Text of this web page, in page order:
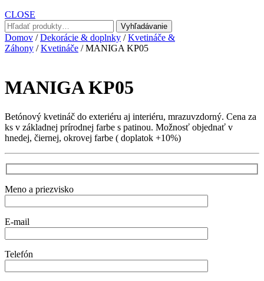
CLOSE
Hľadať:
Vyhľadávanie
Domov /Dekorácie & doplnky /Kvetináče &
Záhony /Kvetináče / MANIGA KP05
MANIGA KP05
Betónový kvetináč do exteriéru aj interiéru, mrazuvzdorný. Cena za
ks v základnej prírodnej farbe s patinou. Možnosť objednať v
hnedej, čiernej, okrovej farbe ( doplatok +10%)
Meno a priezvisko
E-mail
Telefón